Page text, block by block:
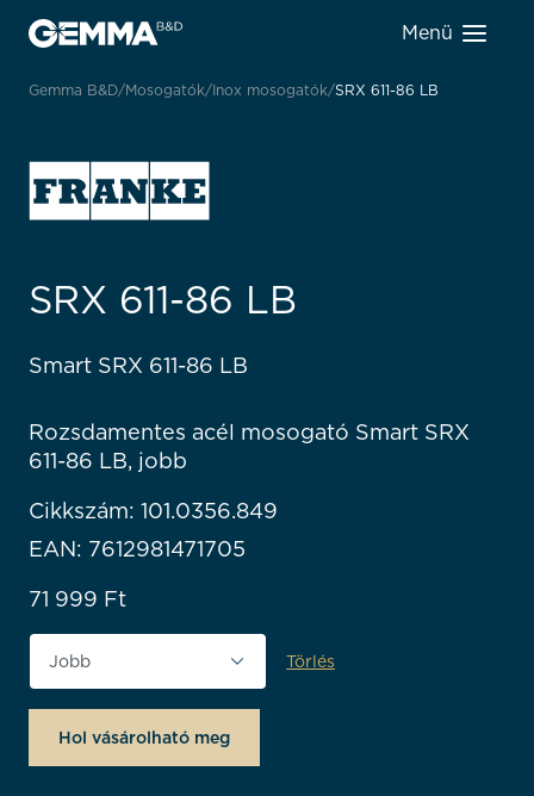
Menü
Gemma B&D Mosogatók Inox mosogatók SRX 611-86 LB
SRX 611-86 LB
Smart SRX 611-86 LB
Rozsdamentes acél mosogató Smart SRX
611-86 LB, jobb
Cikkszám: 101.0356.849
EAN: 7612981471705
71 999 Ft
Tájolás Törlés
Hol vásárolható meg